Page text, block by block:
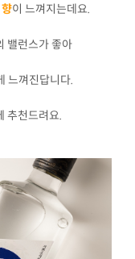
이 느껴지는데요.
밸런스가 좋아
느껴진답니다.
추천드려요.